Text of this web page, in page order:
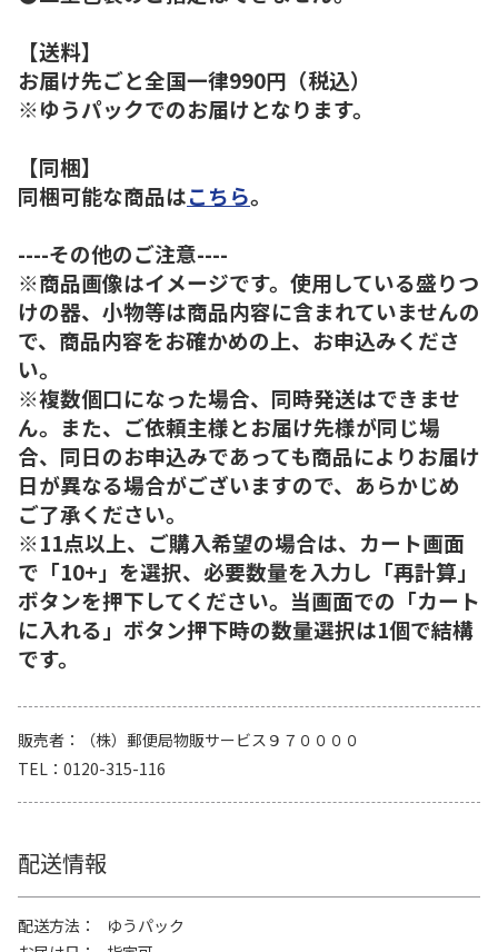
【送料】
お届け先ごと全国一律990円（税込）
※ゆうパックでのお届けとなります。
【同梱】
同梱可能な商品はこちら。
----その他のご注意----
※商品画像はイメージです。使用している盛りつ
けの器、小物等は商品内容に含まれていませんの
で、商品内容をお確かめの上、お申込みくださ
い。
※複数個口になった場合、同時発送はできませ
ん。また、ご依頼主様とお届け先様が同じ場
合、同日のお申込みであっても商品によりお届け
日が異なる場合がございますので、あらかじめ
ご了承ください。
※11点以上、ご購入希望の場合は、カート画面
で「10+」を選択、必要数量を入力し「再計算」
ボタンを押下してください。当画面での「カート
に入れる」ボタン押下時の数量選択は1個で結構
です。
販売者
（株）郵便局物販サービス９７００００
TEL
0120-315-116
配送情報
配送方法
ゆうパック